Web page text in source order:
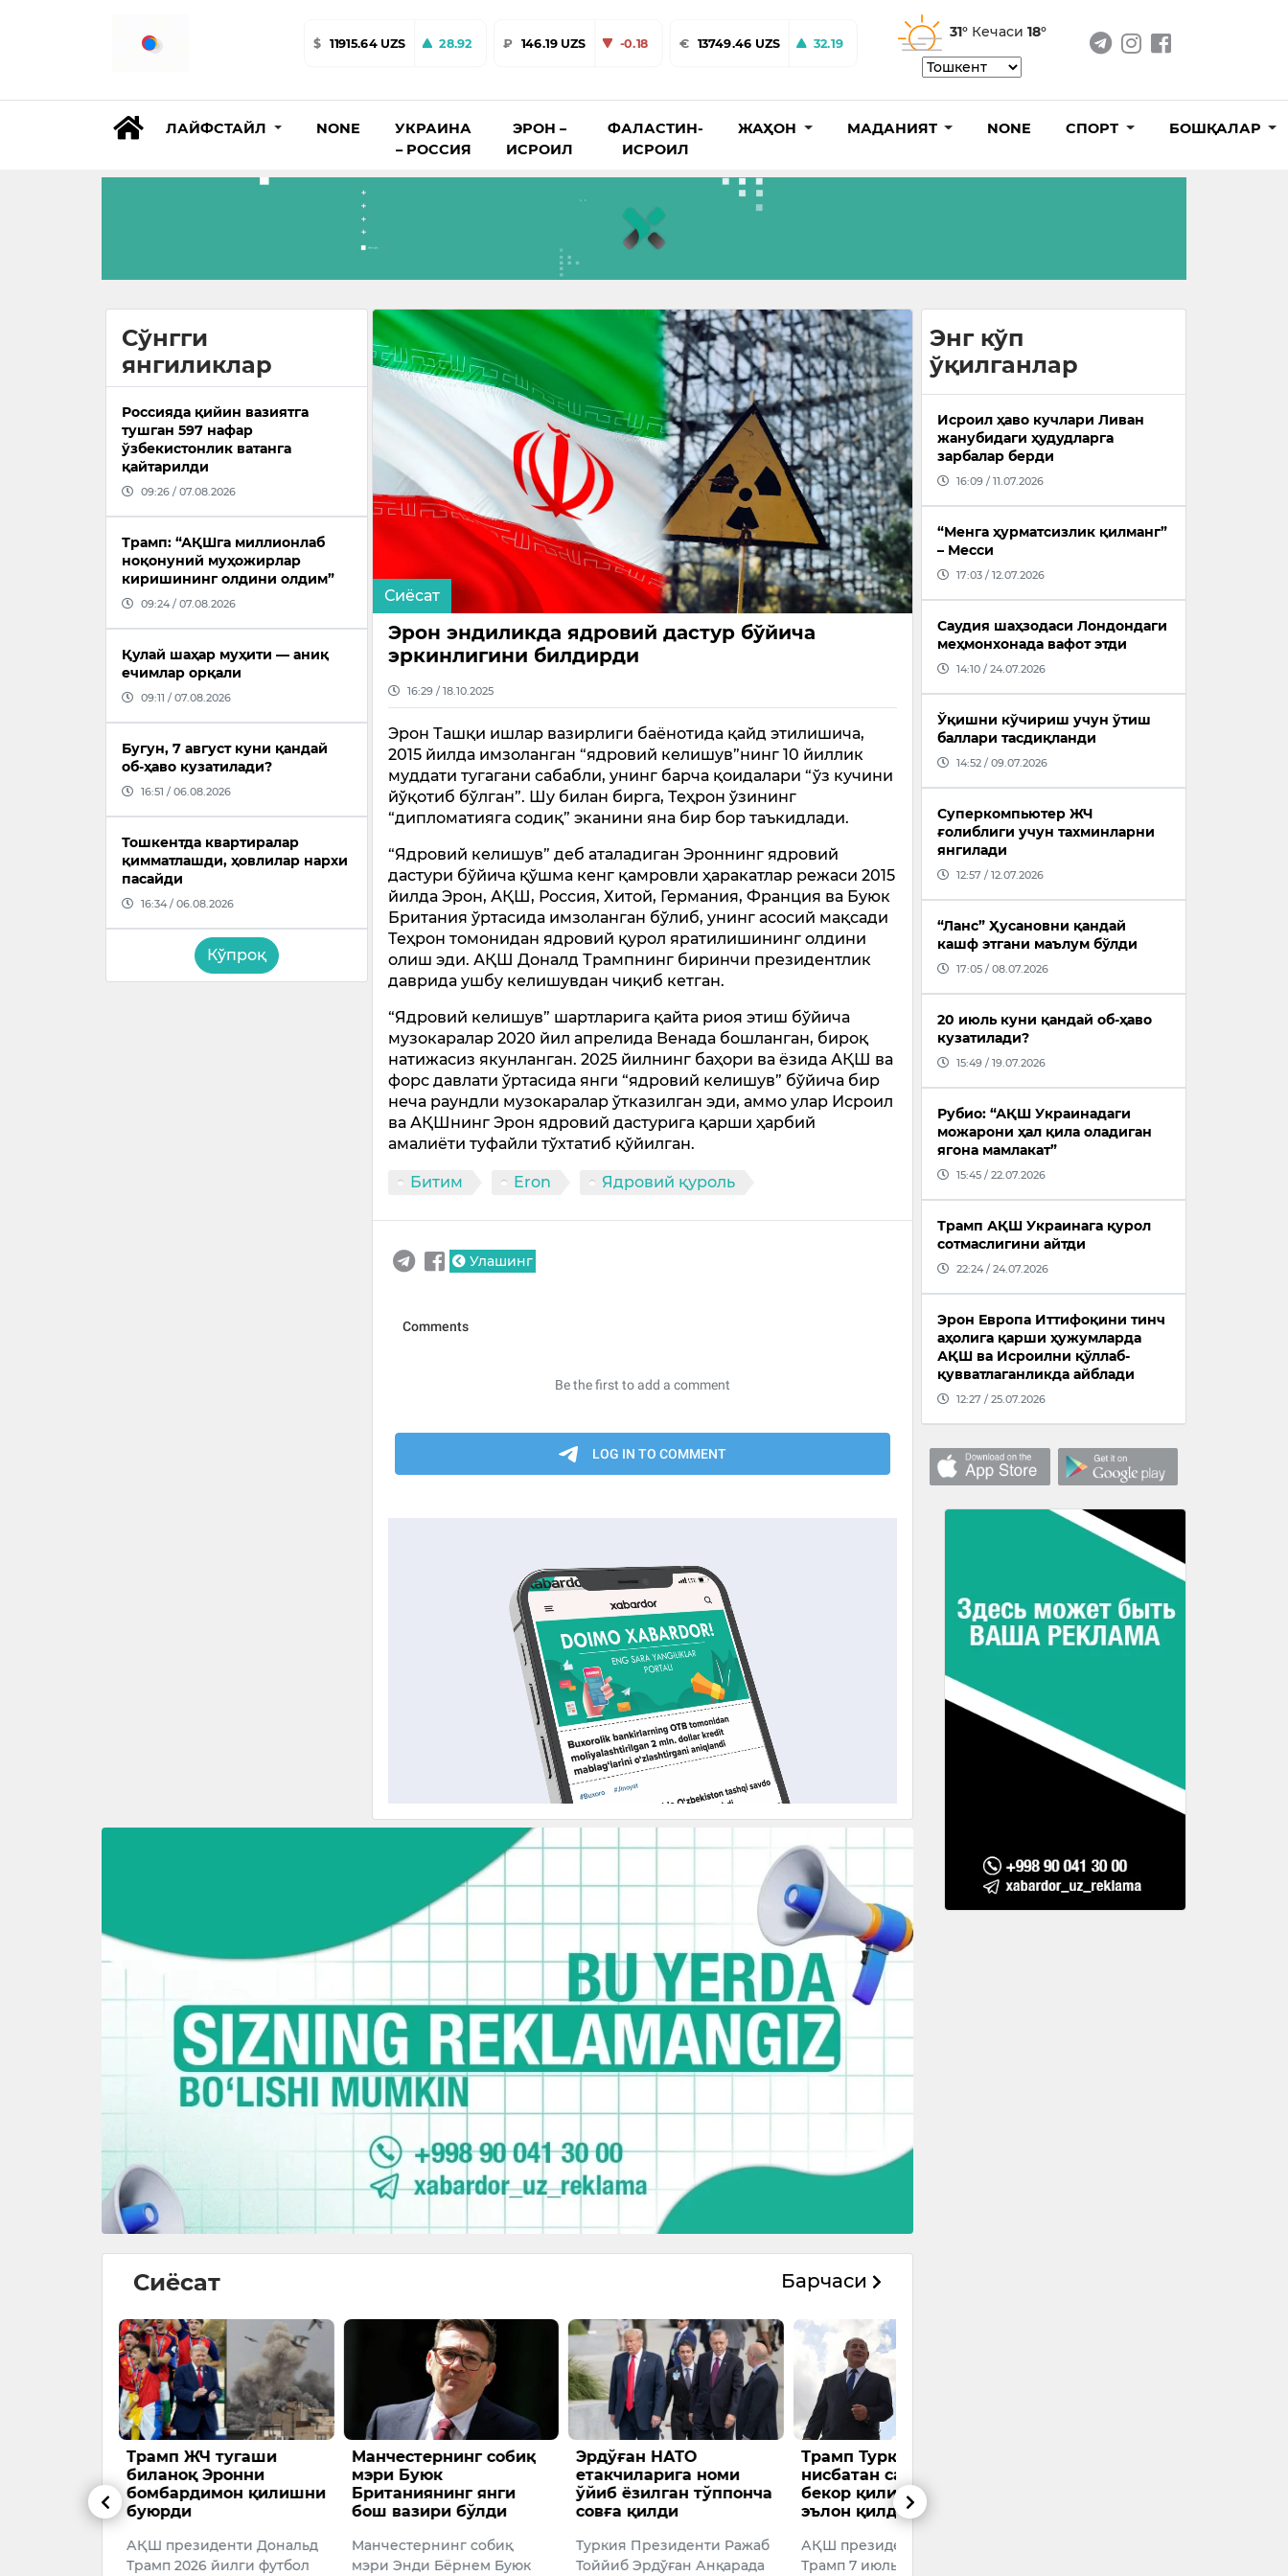
$ 11915.64 UZS 28.92 ₽ 146.19 UZS -0.18 € 13749.46 UZS 32.19
31° Кечаси 18°
ЛАЙФСТАЙЛ NONE
УКРАИНА
– РОССИЯ
ЭРОН –
ИСРОИЛ
ФАЛАСТИН-
ИСРОИЛ
ЖАҲОН МАДАНИЯТ NONE СПОРТ БОШҚАЛАР
Сўнгги
янгиликлар
Россияда қийин вазиятга
тушган 597 нафар
ўзбекистонлик ватанга
қайтарилди
09:26 / 07.08.2026
Трамп: “АҚШга миллионлаб
ноқонуний муҳожирлар
киришининг олдини олдим”
09:24 / 07.08.2026
Қулай шаҳар муҳити — аниқ
ечимлар орқали
09:11 / 07.08.2026
Бугун, 7 август куни қандай
об-ҳаво кузатилади?
16:51 / 06.08.2026
Тошкентда квартиралар
қимматлашди, ҳовлилар нархи
пасайди
16:34 / 06.08.2026
Кўпроқ
Сиёсат
Эрон эндиликда ядровий дастур бўйича
эркинлигини билдирди
16:29 / 18.10.2025
Эрон Ташқи ишлар вазирлиги баёнотида қайд этилишича,
2015 йилда имзоланган “ядровий келишув”нинг 10 йиллик
муддати тугагани сабабли, унинг барча қоидалари “ўз кучини
йўқотиб бўлган”. Шу билан бирга, Теҳрон ўзининг
“дипломатияга содиқ” эканини яна бир бор таъкидлади.
“Ядровий келишув” деб аталадиган Эроннинг ядровий
дастури бўйича қўшма кенг қамровли ҳаракатлар режаси 2015
йилда Эрон, АҚШ, Россия, Хитой, Германия, Франция ва Буюк
Британия ўртасида имзоланган бўлиб, унинг асосий мақсади
Теҳрон томонидан ядровий қурол яратилишининг олдини
олиш эди. АҚШ Доналд Трампнинг биринчи президентлик
даврида ушбу келишувдан чиқиб кетган.
“Ядровий келишув” шартларига қайта риоя этиш бўйича
музокаралар 2020 йил апрелида Венада бошланган, бироқ
натижасиз якунланган. 2025 йилнинг баҳори ва ёзида АҚШ ва
форс давлати ўртасида янги “ядровий келишув” бўйича бир
неча раундли музокаралар ўтказилган эди, аммо улар Исроил
ва АҚШнинг Эрон ядровий дастурига қарши ҳарбий
амалиёти туфайли тўхтатиб қўйилган.
Битим Eron Ядровий қуроль
Улашинг
Сиёсат Барчаси
қилишни
Дональд
Манчестернинг собиқ
мэри Буюк
Британиянинг янги
бош вазири бўлди
Манчестернинг собиқ
мэри Энди Бёрнем Буюк
Эрдўған НАТО
етакчиларига номи
ўйиб ёзилган тўппонча
совға қилди
Туркия Президенти Ражаб
Тоййиб Эрдўған Анқарада
Трамп Туркияга
нисбатан санкциялар
бекор қилинишини
эълон қилди
АҚШ президенти Доналд
Трамп 7 июль куни
“Ё келишамиз, ё ишни
охирига етказамиз”.
Трамп Эронга яна
таҳдид қилди
АҚШ президенти Доналд
Трамп 6-июль куни Оқ уйда
Энг кўп
ўқилганлар
Исроил ҳаво кучлари Ливан
жанубидаги ҳудудларга
зарбалар берди
16:09 / 11.07.2026
“Менга ҳурматсизлик қилманг”
– Месси
17:03 / 12.07.2026
Саудия шаҳзодаси Лондондаги
меҳмонхонада вафот этди
14:10 / 24.07.2026
Ўқишни кўчириш учун ўтиш
баллари тасдиқланди
14:52 / 09.07.2026
Суперкомпьютер ЖЧ
ғолиблиги учун тахминларни
янгилади
12:57 / 12.07.2026
“Ланс” Ҳусановни қандай
кашф этгани маълум бўлди
17:05 / 08.07.2026
20 июль куни қандай об-ҳаво
кузатилади?
15:49 / 19.07.2026
Рубио: “АҚШ Украинадаги
можарони ҳал қила оладиган
ягона мамлакат”
15:45 / 22.07.2026
Трамп АҚШ Украинага қурол
сотмаслигини айтди
22:24 / 24.07.2026
Эрон Европа Иттифоқини тинч
аҳолига қарши ҳужумларда
АҚШ ва Исроилни қўллаб-
қувватлаганликда айблади
12:27 / 25.07.2026